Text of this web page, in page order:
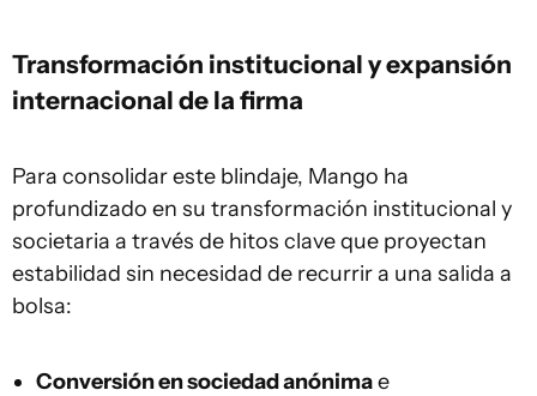
Transformación institucional y expansión
internacional de la firma
Para consolidar este blindaje, Mango ha
profundizado en su transformación institucional y
societaria a través de hitos clave que proyectan
estabilidad sin necesidad de recurrir a una salida a
bolsa:
Conversión en sociedad anónimae